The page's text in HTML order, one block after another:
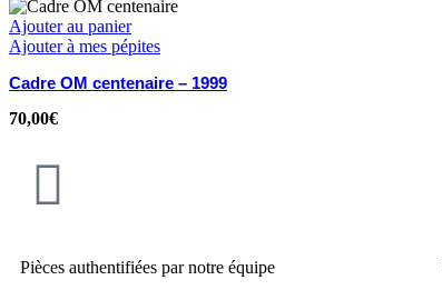
Ajouter au panier
Ajouter à mes pépites
Cadre OM centenaire – 1999
70,00€
Pièces authentifiées par notre équipe